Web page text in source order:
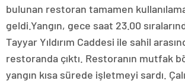
bulunan restoran tamamen
geldi.Yangın, gece saat 23.00
Tayyar Yıldırım Caddesi ile sahil
restoranda çıktı. Restoranın mutfak
yangın kısa sürede işletmeyi sardı.